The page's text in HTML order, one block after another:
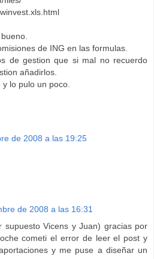
de ING en las formulas.
de gestion que si mal no recuerdo
añadirlos.
lo pulo un poco.
de 2008 a las 19:25
de 2008 a las 16:31
supuesto Vicens y Juan) gracias por
cometi el error de leer el post y
y me puse a diseñar un